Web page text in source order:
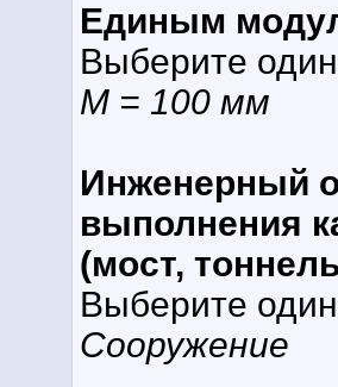
Единым
Выберите
M = 100 мм
Инженерный
выполнения
(мост,
Выберите
Сооружение